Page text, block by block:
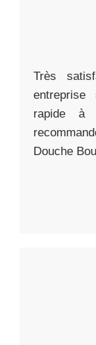
Très
entreprise
rapide à
Douche